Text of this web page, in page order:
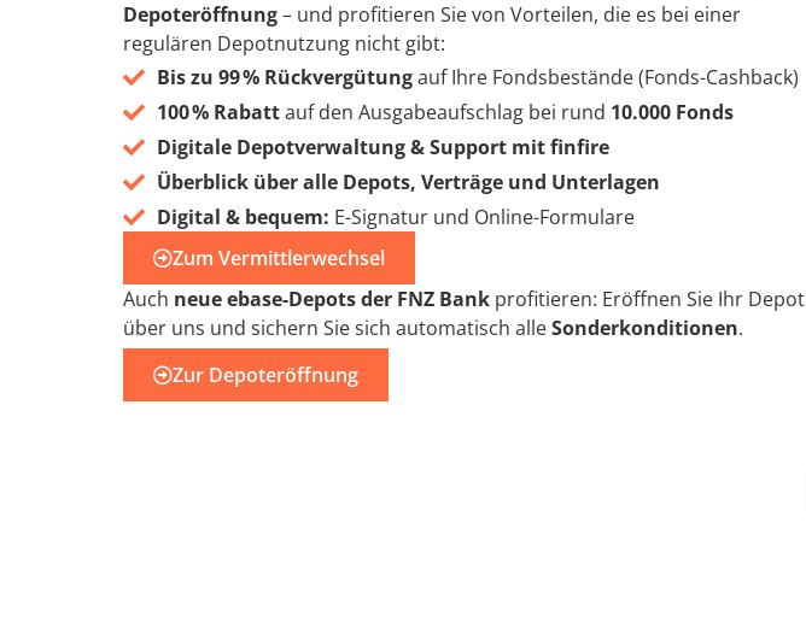
Depoteröffnung– und profitieren Sie von Vorteilen, die es bei einer
regulären Depotnutzung nicht gibt:
Bis zu 99 % Rückvergütungauf Ihre Fondsbestände (Fonds-Cashback)
100 % Rabattauf den Ausgabeaufschlag bei rund 10.000 Fonds
Digitale Depotverwaltung & Support mit finfire
Überblick über alle Depots, Verträge und Unterlagen
Digital & bequem: E-Signatur und Online-Formulare
Zum Vermittlerwechsel
Auch neue ebase-Depots der FNZ Bank profitieren: Eröffnen Sie Ihr Depot
über uns und sichern Sie sich automatisch alleSonderkonditionen.
Zur Depoteröffnung